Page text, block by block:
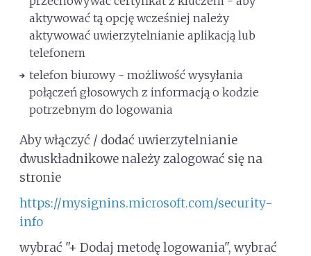
aktywować tą opcję wcześniej należy
aktywować uwierzytelnianie aplikacją lub
telefonem
telefon biurowy - możliwość wysyłania
połączeń głosowych z informacją o kodzie
potrzebnym do logowania
Aby włączyć / dodać uwierzytelnianie
dwuskładnikowe należy zalogować się na
stronie
https://mysignins.microsoft.com/security-
info
wybrać "+ Dodaj metodę logowania", wybrać